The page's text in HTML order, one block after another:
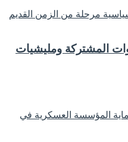
المشتركة ومليشيات